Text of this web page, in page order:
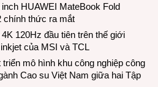
HUAWEI MateBook Fold
chính thức ra mắt
120Hz đầu tiên trên thế giới
của MSI và TCL
mô hình khu công nghiệp công
Cao su Việt Nam giữa hai Tập